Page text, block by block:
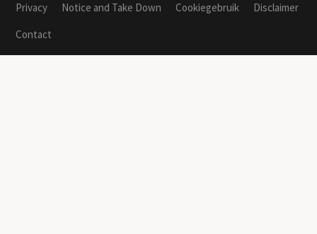
Privacy
Notice and Take Down Cookiegebruik
Disclaimer
Contact